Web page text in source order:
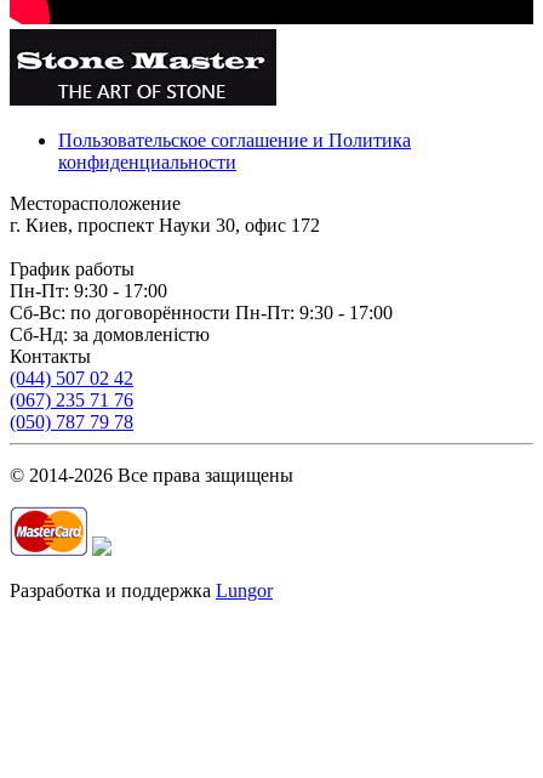
Пользовательское соглашение и Политика
конфиденциальности
Месторасположение
г. Киев, проспект Науки 30, офис 172
График работы
Пн-Пт: 9:30 - 17:00
Сб-Вс: по договорённости Пн-Пт: 9:30 - 17:00
Сб-Нд: за домовленістю
Контакты
(044) 507 02 42
(067) 235 71 76
(050) 787 79 78
© 2014-2026 Все права защищены
Разработка и поддержка Lungor